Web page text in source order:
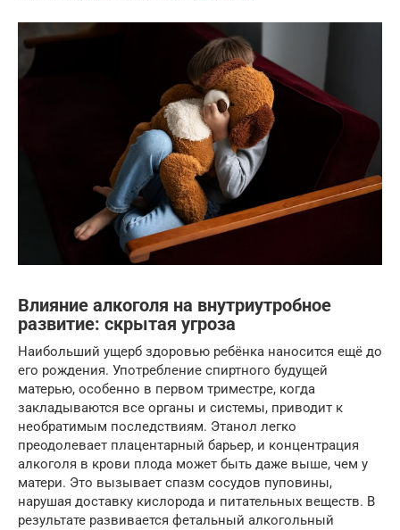
Влияние алкоголя на внутриутробное
развитие: скрытая угроза
Наибольший ущерб здоровью ребёнка наносится ещё до
его рождения. Употребление спиртного будущей
матерью, особенно в первом триместре, когда
закладываются все органы и системы, приводит к
необратимым последствиям. Этанол легко
преодолевает плацентарный барьер, и концентрация
алкоголя в крови плода может быть даже выше, чем у
матери. Это вызывает спазм сосудов пуповины,
нарушая доставку кислорода и питательных веществ. В
результате развивается фетальный алкогольный